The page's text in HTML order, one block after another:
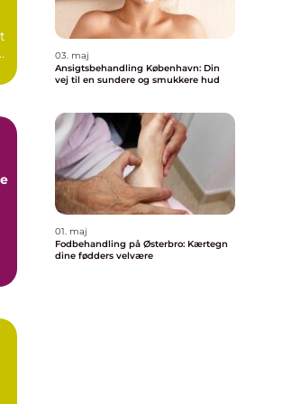
03. maj
Ansigtsbehandling København: Din
vej til en sundere og smukkere hud
01. maj
Fodbehandling på Østerbro: Kærtegn
dine fødders velvære